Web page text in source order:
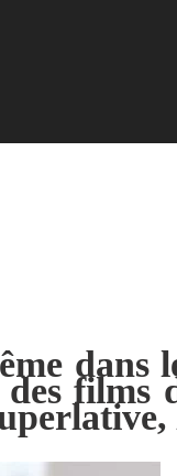
films